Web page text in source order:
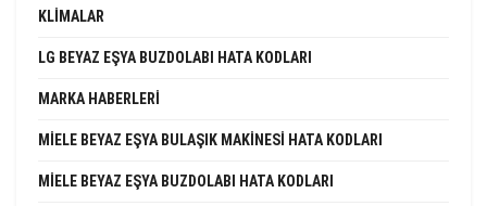
KLIMALAR
LG BEYAZ EŞYA BUZDOLABI HATA KODLARI
MARKA HABERLERI
MIELE BEYAZ EŞYA BULAŞIK MAKINESI HATA KODLARI
MIELE BEYAZ EŞYA BUZDOLABI HATA KODLARI